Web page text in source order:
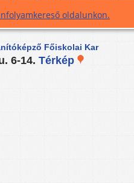
oldalunkon.
Főiskolai Kar
6-14. Térkép